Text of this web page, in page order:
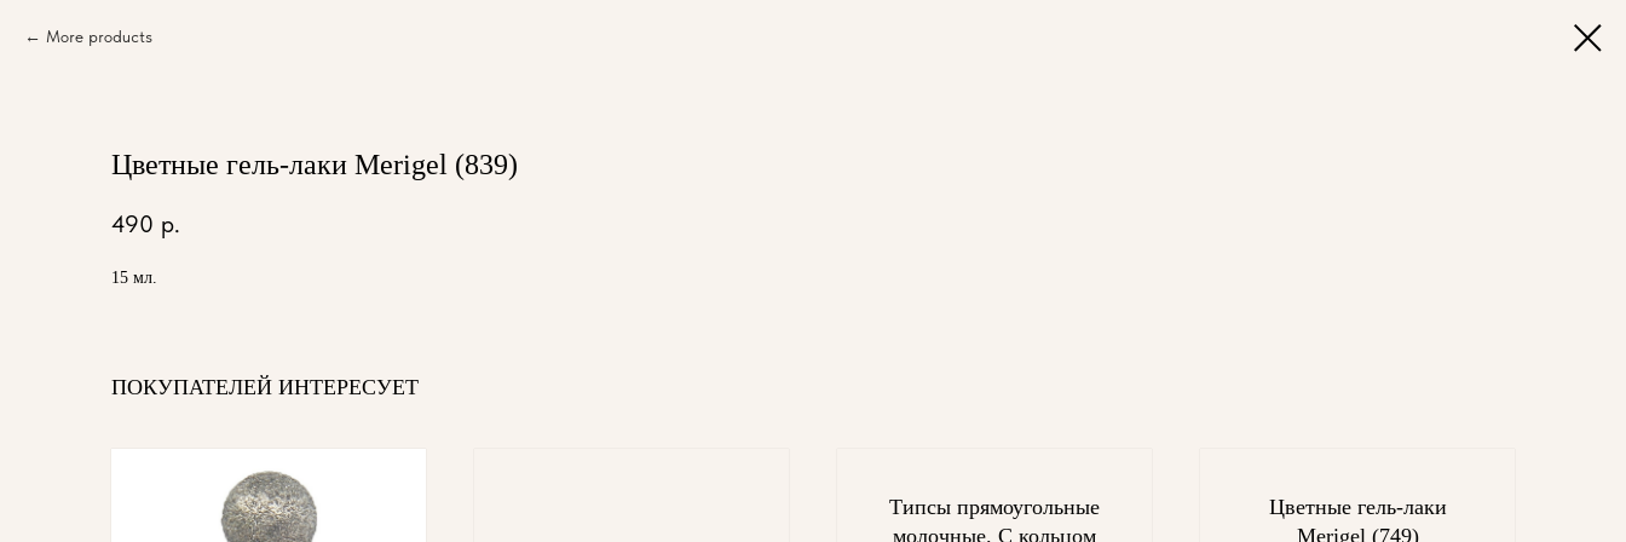
More products
Цветные гель-лаки Merigel (839)
490 р.
15 мл.
ПОКУПАТЕЛЕЙ ИНТЕРЕСУЕТ
Типсы прямоугольные
молочные. С кольцом
Цветные гель-лаки
Merigel (749)